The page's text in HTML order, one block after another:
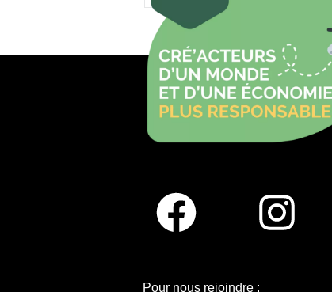
Pour nous rejoindre :